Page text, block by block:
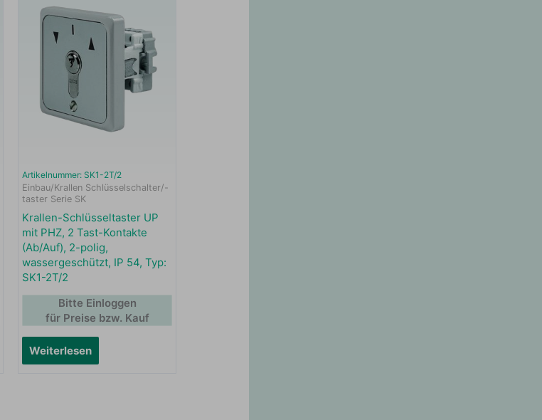
Artikelnummer: SK1-2T/2
Einbau/Krallen Schlüsselschalter/-
taster Serie SK
Krallen-Schlüsseltaster UP
mit PHZ, 2 Tast-Kontakte
(Ab/Auf), 2-polig,
wassergeschützt, IP 54, Typ:
SK1-2T/2
Weiterlesen
Bitte Einloggen
für Preise bzw. Kauf